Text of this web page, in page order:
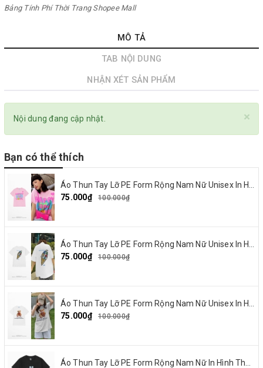
Bảng Tính Phí Thời Trang Shopee Mall
MÔ TẢ
TAB NỘI DUNG
NHẬN XÉT SẢN PHẨM
×
Nội dung đang cập nhật.
Bạn có thể thích
75.000₫
100.000₫
75.000₫
100.000₫
75.000₫
100.000₫